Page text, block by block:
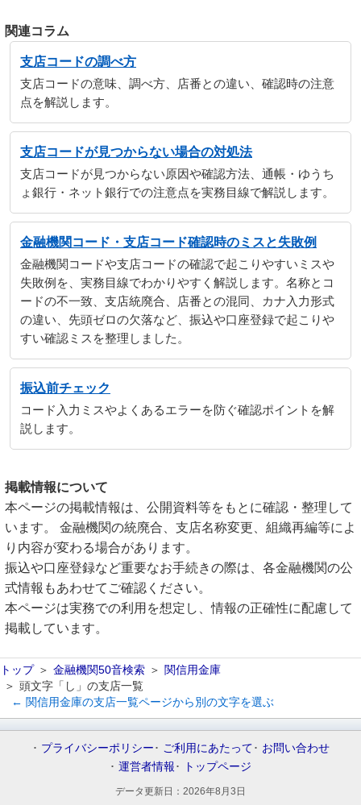
関連コラム
支店コードの調べ方
支店コードの意味、調べ方、店番との違い、確認時の注意
点を解説します。
支店コードが見つからない場合の対処法
支店コードが見つからない原因や確認方法、通帳・ゆうち
ょ銀行・ネット銀行での注意点を実務目線で解説します。
金融機関コード・支店コード確認時のミスと失敗例
金融機関コードや支店コードの確認で起こりやすいミスや
失敗例を、実務目線でわかりやすく解説します。名称とコ
ードの不一致、支店統廃合、店番との混同、カナ入力形式
の違い、先頭ゼロの欠落など、振込や口座登録で起こりや
すい確認ミスを整理しました。
振込前チェック
コード入力ミスやよくあるエラーを防ぐ確認ポイントを解
説します。
掲載情報について
本ページの掲載情報は、公開資料等をもとに確認・整理して
います。 金融機関の統廃合、支店名称変更、組織再編等によ
り内容が変わる場合があります。
振込や口座登録など重要なお手続きの際は、各金融機関の公
式情報もあわせてご確認ください。
本ページは実務での利用を想定し、情報の正確性に配慮して
掲載しています。
トップ 金融機関50音検索
関信用金庫
頭文字「し」の支店一覧
← 関信用金庫の支店一覧ページから別の文字を選ぶ
プライバシーポリシー ご利用にあたって
お問い合わせ
運営者情報
トップページ
データ更新日： 2026年8月3日